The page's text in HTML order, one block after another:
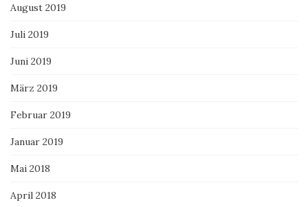
August 2019
Juli 2019
Juni 2019
März 2019
Februar 2019
Januar 2019
Mai 2018
April 2018